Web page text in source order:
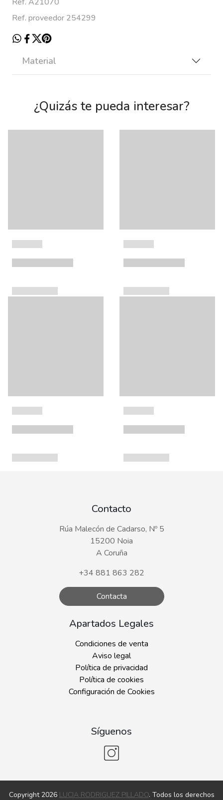
Ref. proveedor 254299
Material
¿Quizás te pueda interesar?
Contacto
Rúa Malecón de Cadarso, Nº 5
15200 Noia
A Coruña
+34 881 863 282
Contacta
Apartados Legales
Condiciones de venta
Aviso legal
Política de privacidad
Política de cookies
Configuración de Cookies
Síguenos
Copyright 2026 LUCIA RODRIGUEZ PILLADO. Todos los derechos